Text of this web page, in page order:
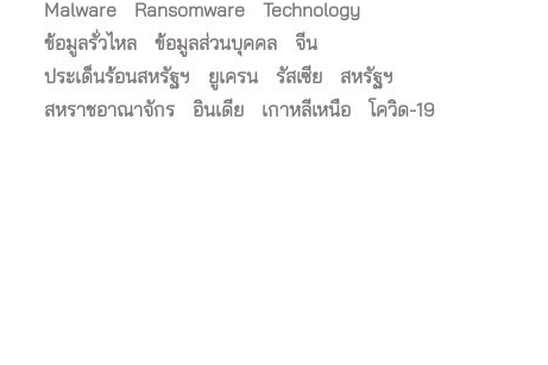
Malware
Ransomware
Technology
ข้อมูลรั่วไหล
ข้อมูลส่วนบุคคล
จีน
ประเด็นร้อนสหรัฐฯ
ยูเครน รัสเซีย
สหรัฐฯ
สหราชอาณาจักร
อินเดีย เกาหลีเหนือ โควิด-19